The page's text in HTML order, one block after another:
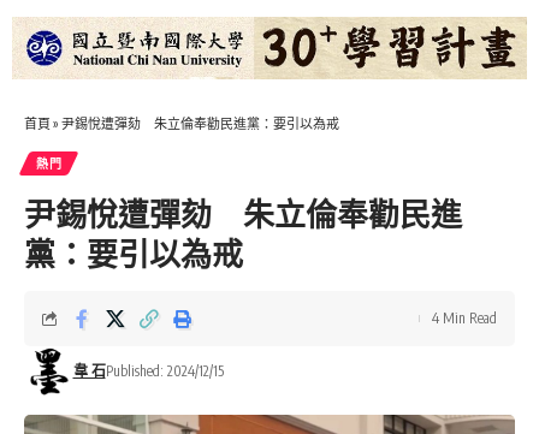
首頁 » 尹錫悅遭彈劾 朱立倫奉勸民進黨：要引以為戒
熱門
尹錫悅遭彈劾 朱立倫奉勸民進
黨：要引以為戒
韋 石Published: 2024/12/15
4 Min Read